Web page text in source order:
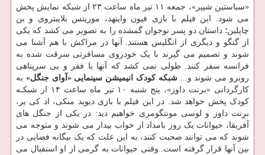
«سباستین شیپر»، جمعه ۱۱ تیر ماه ساعت ۲۳ از شبکه نمایش پخش
می شود. این فیلم با بازی فیون وایتهد، موریتس بلایبتروی و بن
چاپلین؛ داستان دو پسر نوجوان گمشده را به تصویر می کشد که یکی
از گنگو و دیگری از انگلیس هستند. آنها در مراکش با هم آشنا می
شوند و تصمیم می گیرند با یک خودروی مسافرتی سرقت شده به
فرانسه سفر کنند. طولی نمی کشد که آنها با فقر و بی سرپناهی
روبرو می شوند و...شبکه کودک انیمیشن سینمایی «آوای جنگل» به
کارگردانی «برنت داوز»، پنج شنبه ۱۰ تیر ماه ساعت ۱۴ از شبکـه
کودک پخش خواهد شد. در این فیلم با بازی دیوید منکی، اد کی یر،
برِنت داوز و لوسی مونتگومری خواهیم دید: در یکی از جنگل های
آفریقا، حیوانات یک روز بامداد از خواب بیدار می شوند و متوجه می
شوند که می توانند صحبت کنند، به این علت که یک بیگانه فضایی در
بین آنها قرار گرفته است. وقتی حیوانات به گرمی از او استقبال می